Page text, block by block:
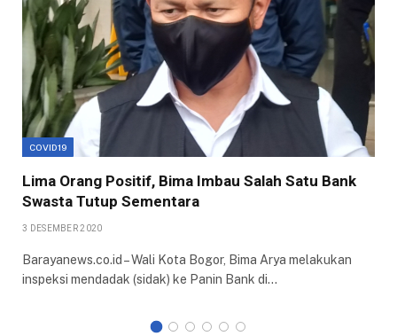
COVID19
Lima Orang Positif, Bima Imbau Salah Satu Bank
Swasta Tutup Sementara
3 DESEMBER 2020
Barayanews.co.id – Wali Kota Bogor, Bima Arya melakukan
inspeksi mendadak (sidak) ke Panin Bank di…